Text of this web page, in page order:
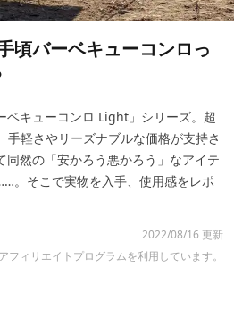
頃バーベキューコンロっ
ベキューコンロ Light」シリーズ。超
手軽さやリーズナブルな価格が支持さ
同然の「安かろう悪かろう」なアイテ
。そこで実物を入手、使用感をレポ
2022/08/16 更新
フィリエイトプログラムを利用しています。